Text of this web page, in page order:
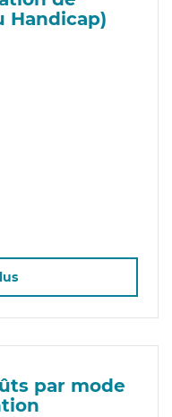
Handicap)
par mode